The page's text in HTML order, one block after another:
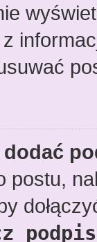
postu,
podpis